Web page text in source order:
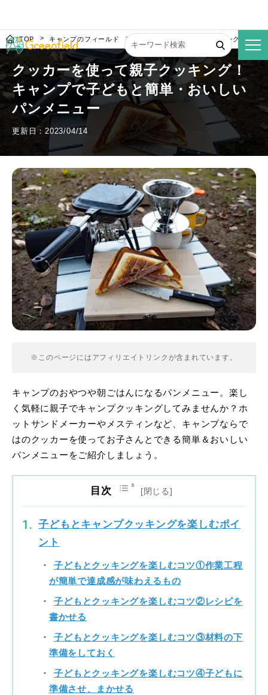
TOP キャンプのフィールド クッカーを使って親子クッキング！キャ
クッカーを使って親子クッキング！
キャンプで子どもと簡単・おいしい
パンメニュー
更新日：2023/04/14
※このページにはアフィリエイトリンクが含まれています。
キャンプのおやつや朝ごはんになるパンメニュー。楽し
く気軽に親子でキャンプクッキングしてみませんか？ホ
ットサンドメーカーやメスティンなど、キャンプならで
はのクッカーを使ってお子さんとできる簡単＆おいしい
パンメニューをご紹介しましょう。
目次
子どもとキャンプクッキングを楽しむポイ
ント
子どもとクッキングを楽しむコツ①作業工程
が簡単で達成感が味わえるもの
子どもとクッキングを楽しむコツ②レシピを
書かせる
子どもとクッキングを楽しむコツ③材料の下
準備をしておく
子どもとクッキングを楽しむコツ④子どもに
準備させ、まかせる